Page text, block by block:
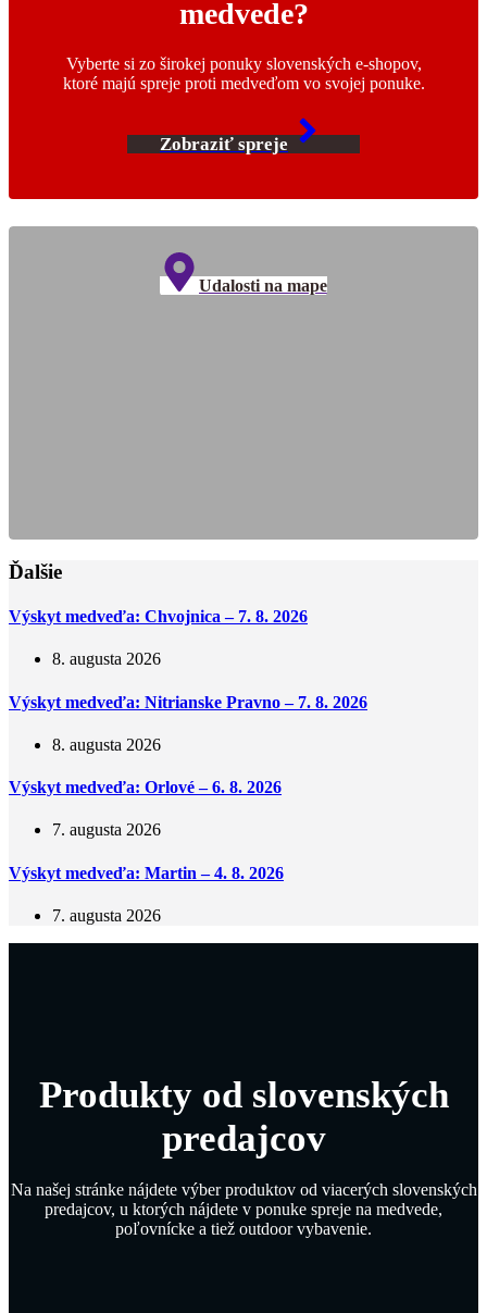
medvede?
Vyberte si zo širokej ponuky slovenských e-shopov,
ktoré majú spreje proti medveďom vo svojej ponuke.
Zobraziť spreje
Udalosti na mape
Ďalšie
Výskyt medveďa: Chvojnica – 7. 8. 2026
8. augusta 2026
Výskyt medveďa: Nitrianske Pravno – 7. 8. 2026
8. augusta 2026
Výskyt medveďa: Orlové – 6. 8. 2026
7. augusta 2026
Výskyt medveďa: Martin – 4. 8. 2026
7. augusta 2026
Produkty od slovenských
predajcov
Na našej stránke nájdete výber produktov od viacerých slovenských
predajcov, u ktorých nájdete v ponuke spreje na medvede,
poľovnícke a tiež outdoor vybavenie.